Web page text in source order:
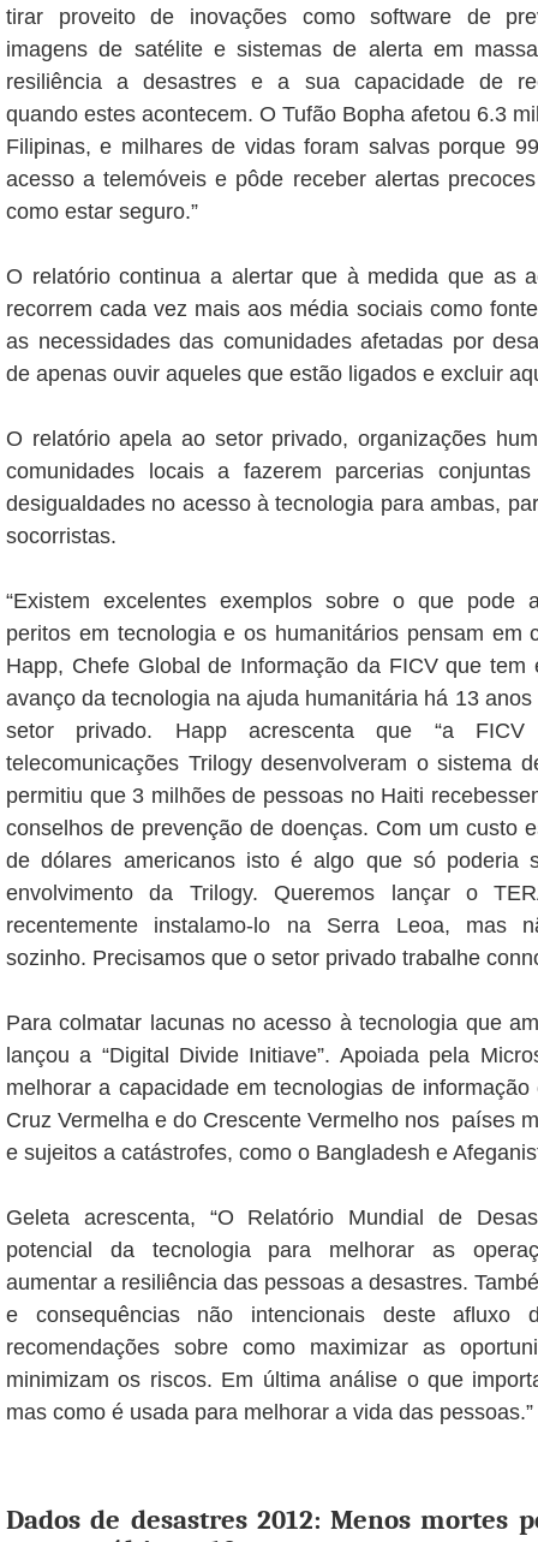
tirar proveito de inovações como software de
imagens de satélite e sistemas de alerta em
resiliência a desastres e a sua capacidade de
quando estes acontecem. O Tufão Bopha afetou 6.3
Filipinas, e milhares de vidas foram salvas porque
acesso a telemóveis e pôde receber alertas
como estar seguro.”
O relatório continua a alertar que à medida que as
recorrem cada vez mais aos média sociais como
as necessidades das comunidades afetadas por
de apenas ouvir aqueles que estão ligados e excluir
O relatório apela ao setor privado, organizações
comunidades locais a fazerem parcerias
desigualdades no acesso à tecnologia para ambas,
socorristas.
“Existem excelentes exemplos sobre o que pode
peritos em tecnologia e os humanitários pensam em
Happ, Chefe Global de Informação da FICV que tem
avanço da tecnologia na ajuda humanitária há 13
setor privado. Happ acrescenta que “a
telecomunicações Trilogy desenvolveram o sistema
permitiu que 3 milhões de pessoas no Haiti
conselhos de prevenção de doenças. Com um custo
de dólares americanos isto é algo que só poderia
envolvimento da Trilogy. Queremos lançar o
recentemente instalamo-lo na Serra Leoa, mas
sozinho. Precisamos que o setor privado trabalhe
Para colmatar lacunas no acesso à tecnologia que
lançou a “Digital Divide Initiave”. Apoiada pela
melhorar a capacidade em tecnologias de
Cruz Vermelha e do Crescente Vermelho nos países
e sujeitos a catástrofes, como o Bangladesh e
Geleta acrescenta, “O Relatório Mundial de
potencial da tecnologia para melhorar as
aumentar a resiliência das pessoas a desastres.
e consequências não intencionais deste afluxo
recomendações sobre como maximizar as
minimizam os riscos. Em última análise o que
mas como é usada para melhorar a vida das pessoas.”
Dados de desastres 2012: Menos mortes